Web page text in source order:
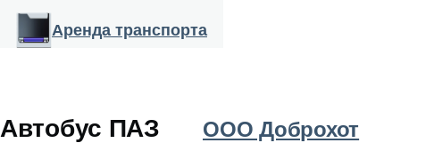
Перейти к основному содержанию
Аренда транспорта
Автобус ПАЗ ООО Доброхот